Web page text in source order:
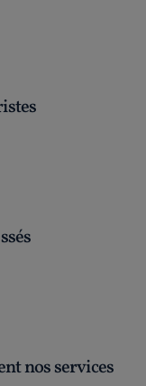
nos services